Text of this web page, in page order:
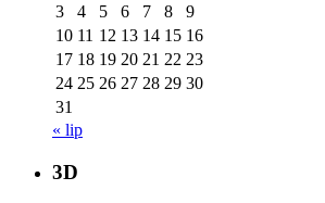
3
4 5 6 7 8
9
10 11 12 13 14 15 16
17 18 19 20 21 22 23
24 25 26 27 28 29 30
31
« lip
3D